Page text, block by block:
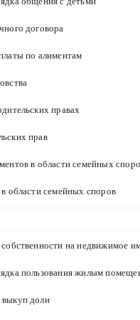
договора
по алиментам
правах
прав
в области семейных
области семейных споров
на недвижимое
пользования жилым
доли